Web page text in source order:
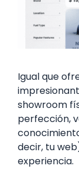
Igual que
showroom
perfección,
decir, tu
experiencia.